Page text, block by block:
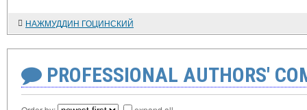
НАЖМУДДИН ГОЦИНСКИЙ
PROFESSIONAL AUTHORS'